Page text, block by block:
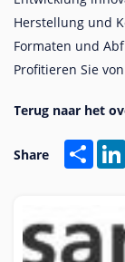
Herstellung und
Formaten und
Profitieren Sie
Share Share